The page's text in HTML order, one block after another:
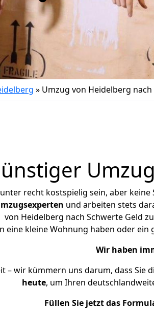
» Umzug von Heidelberg
recht kostspielig sein, aber keine
und arbeiten stets
Heidelberg nach Schwerte Geld
eine kleine Wohnung haben oder
Wir haben
– wir kümmern uns darum, dass Sie
heute, um Ihren
Füllen Sie jetzt das